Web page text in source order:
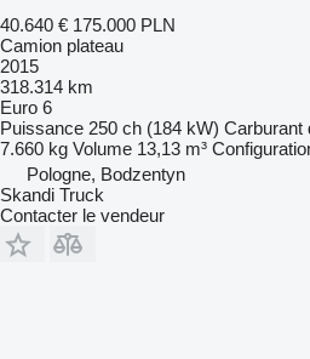
40.640 € 175.000 PLN
Camion plateau
2015
318.314 km
Euro 6
Puissance 250 ch (184 kW) Carburant
7.660 kg Volume 13,13 m³
Pologne, Bodzentyn
Skandi Truck
Contacter le vendeur